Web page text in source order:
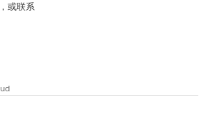
充。保持原样。
有步骤设置优先级编号，以使优先级规则
合，优先级编号必须唯一。
或联系